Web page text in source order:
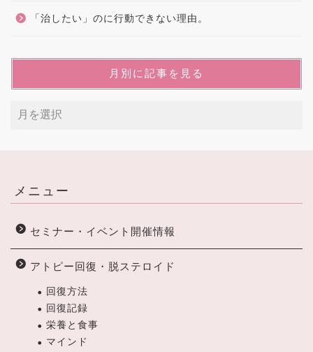
「治したい」のに行動できない理由。
月別に記事を見る
メニュー
セミナー・イベント開催情報
アトピー回復・脱ステロイド
回復方法
回復記録
栄養と食事
マインド